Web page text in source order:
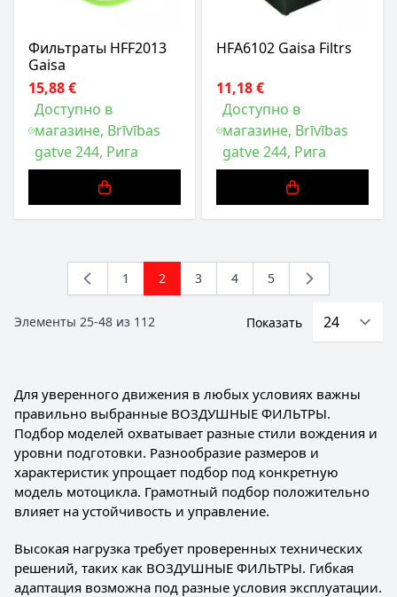
Фильтраты HFF2013
Gaisa
15,88 €
Доступно в
магазине, Brīvības
gatve 244, Рига
HFA6102 Gaisa Filtrs
11,18 €
Доступно в
магазине, Brīvības
gatve 244, Рига
Элементы 25-48 из 112
Страница
1 You're currently reading page
2 Страница
3 Страница
4 Страница
5
Показать
Для уверенного движения в любых условиях важны
правильно выбранные ВОЗДУШНЫЕ ФИЛЬТРЫ.
Подбор моделей охватывает разные стили вождения и
уровни подготовки. Разнообразие размеров и
характеристик упрощает подбор под конкретную
модель мотоцикла. Грамотный подбор положительно
влияет на устойчивость и управление.
Высокая нагрузка требует проверенных технических
решений, таких как ВОЗДУШНЫЕ ФИЛЬТРЫ. Гибкая
адаптация возможна под разные условия эксплуатации.